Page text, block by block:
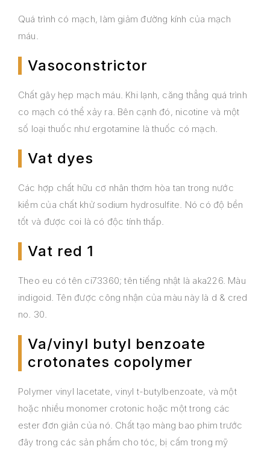
Quá trình có mạch, làm giảm đường kính của mạch
máu.
Vasoconstrictor
Chất gây hẹp mạch máu. Khi lạnh, căng thẳng quá trình
co mạch có thể xảy ra. Bên cạnh đó, nicotine và một
số loại thuốc như ergotamine là thuốc có mạch.
Vat dyes
Các hợp chất hữu cơ nhân thơm hòa tan trong nước
kiềm của chất khử sodium hydrosulfite. Nó có độ bền
tốt và được coi là có độc tính thấp.
Vat red 1
Theo eu có tên ci73360; tên tiếng nhật là aka226. Màu
indigoid. Tên được công nhận của màu này là d & cred
no. 30.
Va/vinyl butyl benzoate
crotonates copolymer
Polymer vinyl lacetate, vinyl t-butylbenzoate, và một
hoặc nhiều monomer crotonic hoặc một trong các
ester đơn giản của nó. Chất tạo màng bao phim trước
đây trong các sản phẩm cho tóc, bị cấm trong mỹ